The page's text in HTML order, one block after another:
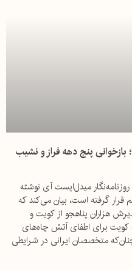
پنج دهه فراز و نشیب
میدل‌ایست آی نوشته
قرار گرفته است، بیان می‌کند که
هزاران پناهجو از کویت و
برای اطفای آتش چاه‌های
متخصصان ایرانی در شرایطی